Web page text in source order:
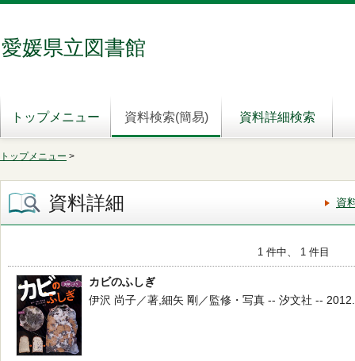
愛媛県立図書館
トップメニュー 資料検索(簡易) 資料詳細検索
トップメニュー >
資料詳細 資
1 件中、 1 件目
カビのふしぎ
伊沢 尚子／著,細矢 剛／監修・写真 -- 汐文社 --